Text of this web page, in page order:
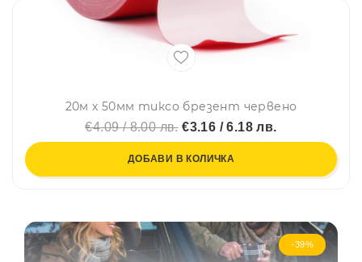
20м х 50мм тиксо брезент червено
€4.09 / 8.00 лв.€3.16 / 6.18 лв.
ДОБАВИ В КОЛИЧКА
-39%